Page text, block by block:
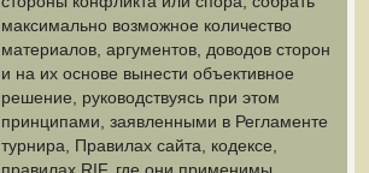
максимально возможное количество
материалов, аргументов, доводов сторон
и на их основе вынести объективное
решение, руководствуясь при этом
принципами, заявленными в Регламенте
турнира, Правилах сайта, кодексе,